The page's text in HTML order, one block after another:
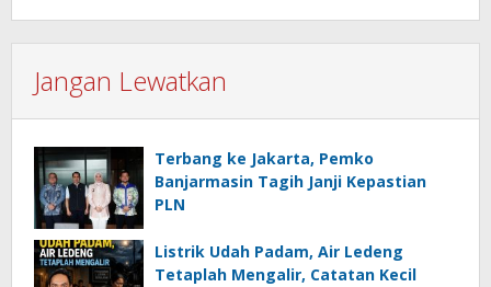
Jangan Lewatkan
Terbang ke Jakarta, Pemko
Banjarmasin Tagih Janji Kepastian
PLN
Listrik Udah Padam, Air Ledeng
Tetaplah Mengalir, Catatan Kecil